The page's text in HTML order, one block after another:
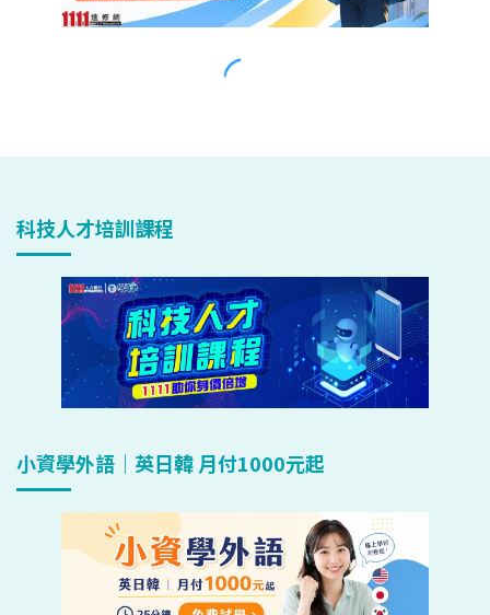
科技人才培訓課程
小資學外語｜英日韓 月付1000元起